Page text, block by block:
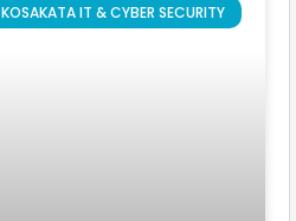
KOSAKATA IT & CYBER SECURITY